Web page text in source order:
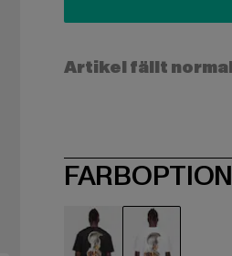
Artikel fällt